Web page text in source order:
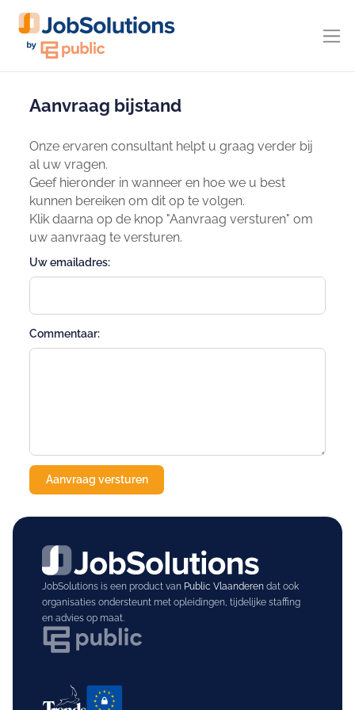
Aanvraag bijstand
Onze ervaren consultant helpt u graag verder bij
al uw vragen.
Geef hieronder in wanneer en hoe we u best
kunnen bereiken om dit op te volgen.
Klik daarna op de knop "Aanvraag versturen" om
uw aanvraag te versturen.
Uw emailadres:
Commentaar:
JobSolutions is een product van Public Vlaanderendat ook
organisaties ondersteunt met opleidingen, tijdelijke staffing
en advies op maat.